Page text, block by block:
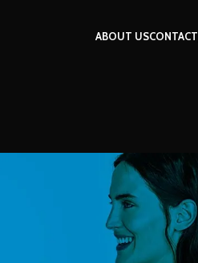
ABOUT USCONTACT
OUR INSTAGRAM